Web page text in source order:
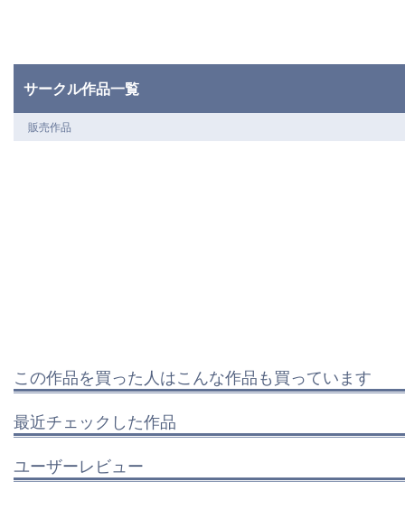
サークル作品一覧
販売作品
この作品を買った人はこんな作品も買っています
最近チェックした作品
ユーザーレビュー